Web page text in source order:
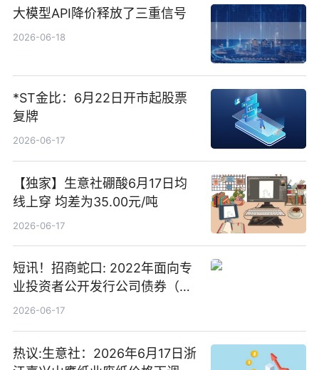
大模型API降价释放了三重信号
2026-06-18
*ST金比：6月22日开市起股票
复牌
2026-06-17
【独家】生意社硼酸6月17日均
线上穿 均差为35.00元/吨
2026-06-17
短讯！招商蛇口: 2022年面向专
业投资者公开发行公司债券（第
二期）（品种二）2026年付息公
2026-06-17
热议:生意社：2026年6月17日浙